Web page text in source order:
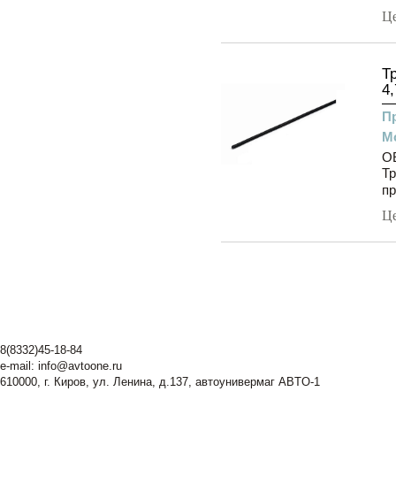
8(8332)45-18-84
e-mail: info@avtoone.ru
610000, г. Киров, ул. Ленина, д.137, автоунивермаг ABTO-1